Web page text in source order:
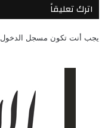
اترك تعليقاً
يجب أنت تكون مسجل الدخول